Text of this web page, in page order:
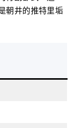
朝井的推特里垢